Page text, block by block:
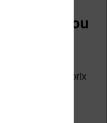
ou
une liseuse
trouvez le prix
toujours